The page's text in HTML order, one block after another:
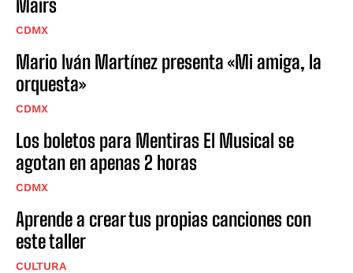
Mairs
CDMX
Mario Iván Martínez presenta «Mi amiga, la
orquesta»
CDMX
Los boletos para Mentiras El Musical se
agotan en apenas 2 horas
CDMX
Aprende a crear tus propias canciones con
este taller
CULTURA